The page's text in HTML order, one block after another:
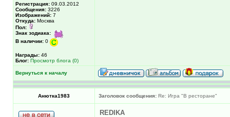
Регистрация: 09.03.2012
Сообщения: 3226
Изображений: 7
Откуда: Москва
Пол:
Знак зодиака:
В наличии: 0
Награды: 46
Блог: Просмотр блога (0)
Вернуться к началу
Анютка1983 Заголовок сообщения: Re: Игра "В ресторане"
REDIKA